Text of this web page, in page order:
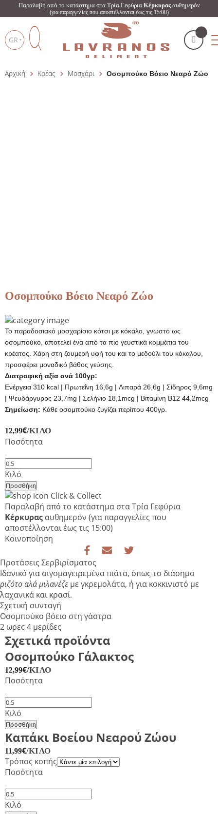
Παραλαβή από το κατάστημα στα Τρία Γεφύρια Κέρκυραςαυθημερόν
(για παραγγελίες που αποστέλλονται έως τις 15:00)
GR
Products Το καλάθι μου ()
Αρχική Κρέας Μοσχάρι Οσομπούκο Βόειο Νεαρό Ζώο
Οσομπούκο Βόειο Νεαρό Ζώο
Το παραδοσιακό μοσχαρίσιο κότσι με κόκαλο, γνωστό ως
οσομπούκο, αποτελεί ένα από τα πιο γευστικά κομμάτια του
κρέατος. Χάρη στη ζουμερή υφή του και το μεδούλι του κόκαλου,
προσφέρει μοναδικό βάθος γεύσης.
Διατροφική αξία ανά 100γρ:
Ενέργεια 310 kcal | Πρωτεΐνη 16,6g | Λιπαρά 26,6g | Σίδηρος 9,6mg
| Ψευδάργυρος 23,7mg | Σελήνιο 18,1mcg | Βιταμίνη B12 44,2mcg
Σημείωση: Κάθε οσομπούκο ζυγίζει περίπου 400γρ.
12,99€/ΚΙΛΌ
Ποσότητα
Οσομπούκο
Βόειο
Νεαρό
Ζώο
ποσότητα
Κιλό
Προσθήκη
Click & Collect
Παραλαβή από το κατάστημα στα Τρία Γεφύρια
Κέρκυρας αυθημερόν (για παραγγελίες που
αποστέλλονται έως τις 15:00)
Κοινοποίηση
Προτάσεις Σερβιρίσματος
Ιδανικό για σιγομαγειρεμένα πιάτα, όπως το διάσημο
ριζότο αλά μιλανέζε με γκρεμολάτα, ή για κοκκινιστό με
λαχανικά και κρασί.
Σχετική συνταγή
Οσομπούκο βόειο στη γάστρα
2 ωρες 4 μερίδες
Σχετικά προϊόντα
Οσομπούκο Γάλακτος
12,99€/ΚΙΛΌ
Ποσότητα
Οσομπούκο
Γάλακτος
ποσότητα
Κιλό
Προσθήκη
Καπάκι Βοείου Νεαρού Ζώου
11,99€/ΚΙΛΌ
Τρόπος κοπής
Ποσότητα
Καπάκι
Βοείου
Κιλό